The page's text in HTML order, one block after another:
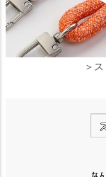
＞